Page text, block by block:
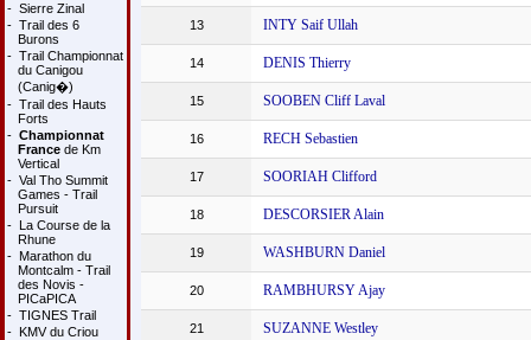
- Sierre Zinal
- Trail des 6
Burons
- Trail Championnat
du Canigou
(Canig�)
- Trail des Hauts
Forts
- Championnat
Francede Km
Vertical
- Val Tho Summit
Games - Trail
Pursuit
- La Course de la
Rhune
- Marathon du
Montcalm - Trail
des Novis -
PICaPICA
- TIGNES Trail
- KMV du Criou
13 INTY Saif Ullah
14 DENIS Thierry
15 SOOBEN Cliff Laval
16 RECH Sebastien
17 SOORIAH Clifford
18 DESCORSIER Alain
19 WASHBURN Daniel
20 RAMBHURSY Ajay
21 SUZANNE Westley